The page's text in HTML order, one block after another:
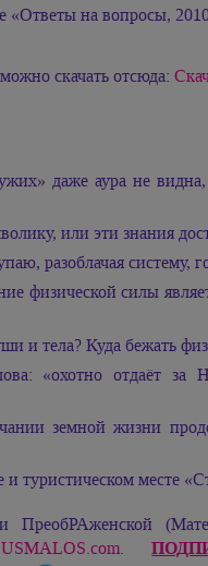
«Ответы на вопросы,
скачать отсюда:
даже аура не
или эти знания
разоблачая систему,
физической силы
и тела? Куда бежать
«охотно отдаёт
земной жизни
туристическом месте
ПреобРАженской
.